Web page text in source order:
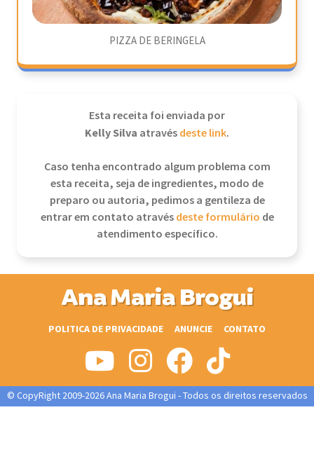
PIZZA DE BERINGELA
Esta receita foi enviada por
Kelly Silva atravésdeste link.
Caso tenha encontrado algum problema com
esta receita, seja de ingredientes, modo de
preparo ou autoria, pedimos a gentileza de
entrar em contato atravésdeste formulário de
atendimento específico.
Ana Maria Brogui
POLITICA DE PRIVACIDADE ANUNCIE CONTATO
© CopyRight 2009-2026 Ana Maria Brogui - Todos os direitos reservados